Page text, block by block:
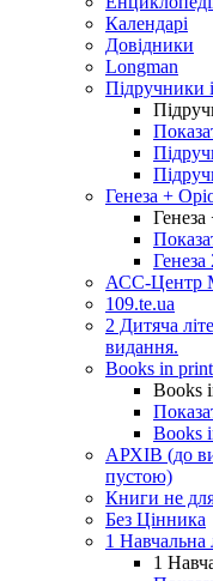
Календарі
Довідники
Longman
Підручники
Генеза +
АСС-Центр
109.te.ua
2 Дитяча
видання.
Books in print
Books
Books
АРХІВ (до
пустою)
Книги не
Без Цінника
1 Навчальна
1